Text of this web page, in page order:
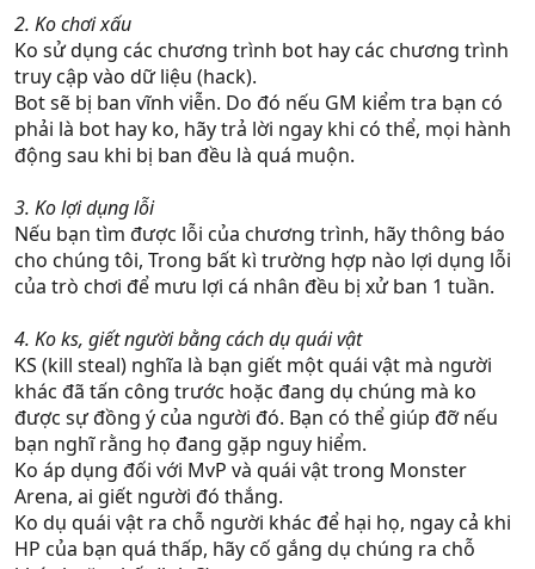
2. Ko chơi xấu
Ko sử dụng các chương trình bot hay các chương trình
truy cập vào dữ liệu (hack).
Bot sẽ bị ban vĩnh viễn. Do đó nếu GM kiểm tra bạn có
phải là bot hay ko, hãy trả lời ngay khi có thể, mọi hành
động sau khi bị ban đều là quá muộn.
3. Ko lợi dụng lỗi
Nếu bạn tìm được lỗi của chương trình, hãy thông báo
cho chúng tôi, Trong bất kì trường hợp nào lợi dụng lỗi
của trò chơi để mưu lợi cá nhân đều bị xử ban 1 tuần.
4. Ko ks, giết người bằng cách dụ quái vật
KS (kill steal) nghĩa là bạn giết một quái vật mà người
khác đã tấn công trước hoặc đang dụ chúng mà ko
được sự đồng ý của người đó. Bạn có thể giúp đỡ nếu
bạn nghĩ rằng họ đang gặp nguy hiểm.
Ko áp dụng đối với MvP và quái vật trong Monster
Arena, ai giết người đó thắng.
Ko dụ quái vật ra chỗ người khác để hại họ, ngay cả khi
HP của bạn quá thấp, hãy cố gắng dụ chúng ra chỗ